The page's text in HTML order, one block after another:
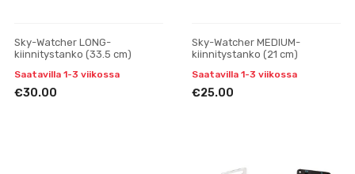
Sky-Watcher LONG-
kiinnitystanko (33.5 cm)
Saatavilla 1-3 viikossa
€30.00
Sky-Watcher MEDIUM-
kiinnitystanko (21 cm)
Saatavilla 1-3 viikossa
€25.00